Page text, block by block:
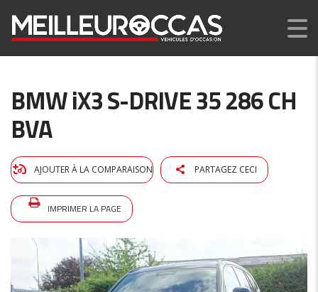
BMW iX3 S-DRIVE 35 286 CH
BVA
AJOUTER À LA COMPARAISON PARTAGEZ CECI
IMPRIMER LA PAGE